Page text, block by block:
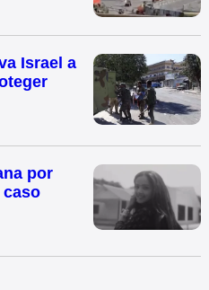
Israel a
por
caso